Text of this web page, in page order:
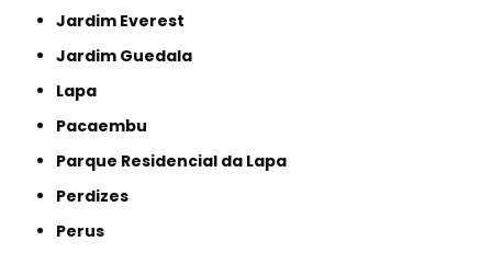
Jardim Everest
Jardim Guedala
Lapa
Pacaembu
Parque Residencial da Lapa
Perdizes
Perus